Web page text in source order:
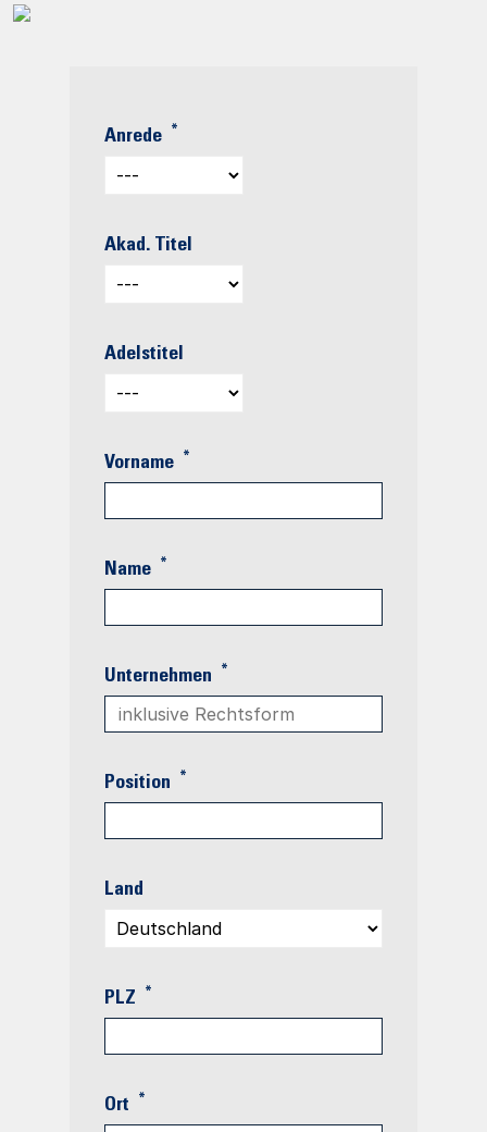
Anrede *
Akad. Titel
Adelstitel
Vorname *
Name *
Unternehmen *
Position *
Land
PLZ *
Ort *